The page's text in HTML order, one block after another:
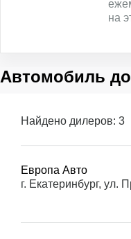
на
Автомобиль
Найдено дилеров: 3
Европа Авто
г. Екатеринбург, ул.